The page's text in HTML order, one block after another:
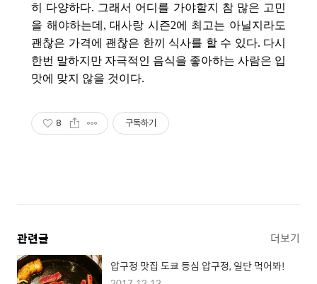
히 다양하다. 그래서 어디를 가야할지 참 많은 고민
을 해야하는데, 대사랑 시즌2에 최고는 아닐지라도
괜찮은 가격에 괜찮은 한끼 식사를 할 수 있다. 다시
한번 말하지만 자극적인 음식을 좋아하는 사람은 입
맛에 맞지 않을 것이다.
8 구독하기
관련글 더보기
압구정 맛집 도쿄 등심 압구정, 일단 먹어봐!